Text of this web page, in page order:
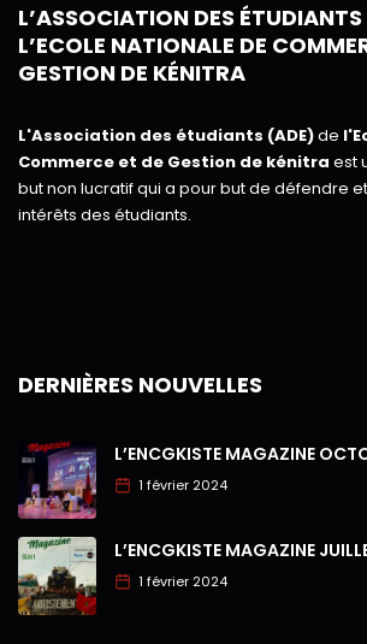
L’ASSOCIATION DES
L’ECOLE NATIONALE DE
GESTION DE KÉNITRA
L'Association des étudiants (ADE)de
Commerce et de Gestion de kénitra est
but non lucratif qui a pour but de défendre
intérêts des étudiants.
DERNIÈRES NOUVELLES
L’ENCGKISTE MAGAZINE
1 février 2024
L’ENCGKISTE MAGAZINE
1 février 2024